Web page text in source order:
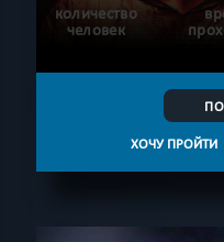
количество
человек
ХОЧУ ПРОЙТИ